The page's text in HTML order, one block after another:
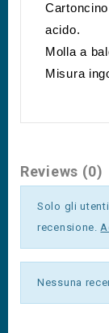
acido.
Molla a
Misura
Reviews (0)
Solo gli
recensione.
Nessuna